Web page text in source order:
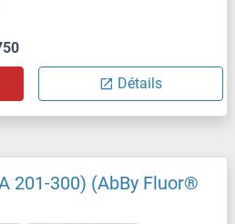
Détails
201-300) (AbBy Fluor®